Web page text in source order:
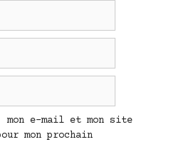
mon e-mail et mon site
mon prochain